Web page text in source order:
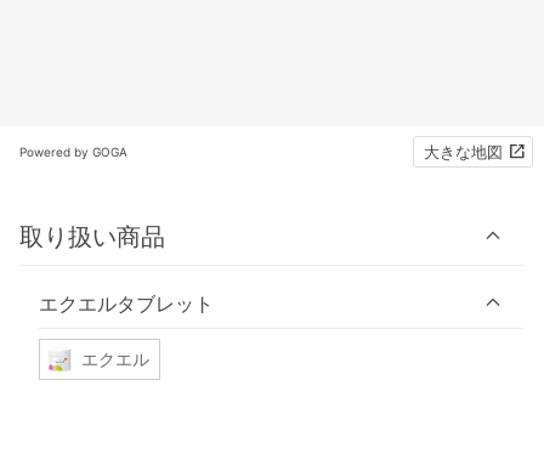
Powered by GOGA 大きな地図
取り扱い商品
エクエルタブレット
エクエル